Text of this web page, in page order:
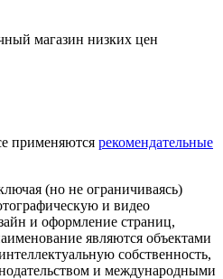
магазин низких цен
применяются рекомендательные
(но не ограничиваясь)
и видео
и оформление страниц,
являются объектами
собственность,
и международными